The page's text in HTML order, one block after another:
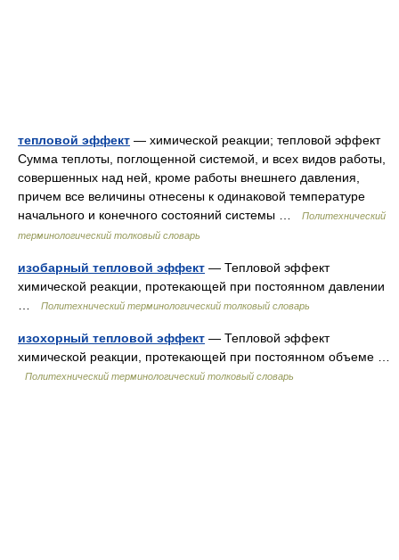
тепловой эффект — химической реакции; тепловой эффект
Сумма теплоты, поглощенной системой, и всех видов работы,
совершенных над ней, кроме работы внешнего давления,
причем все величины отнесены к одинаковой температуре
начального и конечного состояний системы …
Политехнический
терминологический толковый словарь
изобарный тепловой эффект — Тепловой эффект
химической реакции, протекающей при постоянном давлении
…
Политехнический терминологический толковый словарь
изохорный тепловой эффект — Тепловой эффект
химической реакции, протекающей при постоянном объеме …
Политехнический терминологический толковый словарь